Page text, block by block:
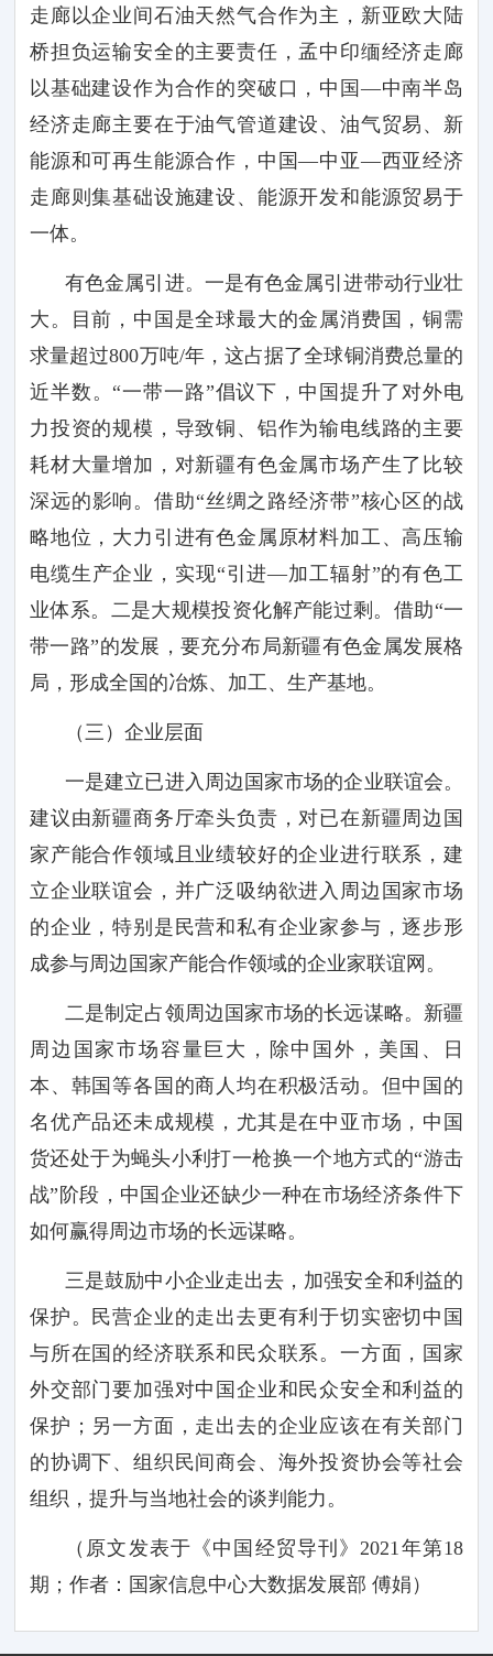
走廊以企业间石油天然气合作为主，新亚欧大陆
桥担负运输安全的主要责任，孟中印缅经济走廊
以基础建设作为合作的突破口，中国—中南半岛
经济走廊主要在于油气管道建设、油气贸易、新
能源和可再生能源合作，中国—中亚—西亚经济
走廊则集基础设施建设、能源开发和能源贸易于
一体。
有色金属引进。一是有色金属引进带动行业壮
大。目前，中国是全球最大的金属消费国，铜需
求量超过800万吨/年，这占据了全球铜消费总量的
近半数。“一带一路”倡议下，中国提升了对外电
力投资的规模，导致铜、铝作为输电线路的主要
耗材大量增加，对新疆有色金属市场产生了比较
深远的影响。借助“丝绸之路经济带”核心区的战
略地位，大力引进有色金属原材料加工、高压输
电缆生产企业，实现“引进—加工辐射”的有色工
业体系。二是大规模投资化解产能过剩。借助“一
带一路”的发展，要充分布局新疆有色金属发展格
局，形成全国的冶炼、加工、生产基地。
（三）企业层面
一是建立已进入周边国家市场的企业联谊会。
建议由新疆商务厅牵头负责，对已在新疆周边国
家产能合作领域且业绩较好的企业进行联系，建
立企业联谊会，并广泛吸纳欲进入周边国家市场
的企业，特别是民营和私有企业家参与，逐步形
成参与周边国家产能合作领域的企业家联谊网。
二是制定占领周边国家市场的长远谋略。新疆
周边国家市场容量巨大，除中国外，美国、日
本、韩国等各国的商人均在积极活动。但中国的
名优产品还未成规模，尤其是在中亚市场，中国
货还处于为蝇头小利打一枪换一个地方式的“游击
战”阶段，中国企业还缺少一种在市场经济条件下
如何赢得周边市场的长远谋略。
三是鼓励中小企业走出去，加强安全和利益的
保护。民营企业的走出去更有利于切实密切中国
与所在国的经济联系和民众联系。一方面，国家
外交部门要加强对中国企业和民众安全和利益的
保护；另一方面，走出去的企业应该在有关部门
的协调下、组织民间商会、海外投资协会等社会
组织，提升与当地社会的谈判能力。
（原文发表于《中国经贸导刊》 2021 年第18
期；作者：国家信息中心大数据发展部 傅娟）